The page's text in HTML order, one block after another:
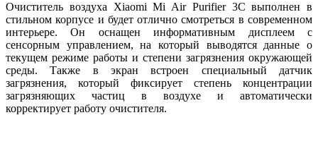
Очиститель воздуха Xiaomi Mi Air Purifier 3C выполнен в
стильном корпусе и будет отлично смотреться в современном
интерьере. Он оснащен информативным дисплеем с
сенсорным управлением, на который выводятся данные о
текущем режиме работы и степени загрязнения окружающей
среды. Также в экран встроен специальный датчик
загрязнения, который фиксирует степень концентрации
загрязняющих частиц в воздухе и автоматически
корректирует работу очистителя.